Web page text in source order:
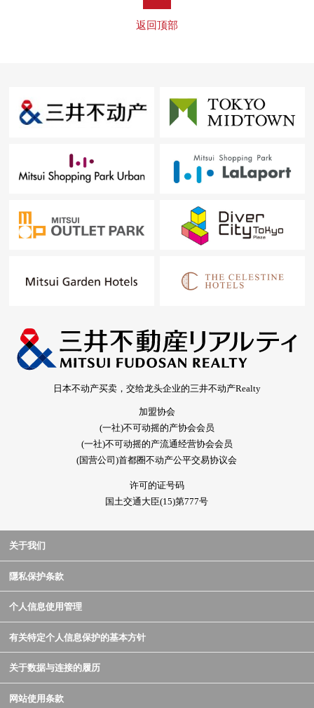
返回顶部
日本不动产买卖，交给龙头企业的三井不动产Realty
加盟协会
(一社)不可动摇的产协会会员
(一社)不可动摇的产流通经营协会会员
(国营公司)首都圈不动产公平交易协议会
许可的证号码
国土交通大臣(15)第777号
关于我们
隱私保护条款
个人信息使用管理
有关特定个人信息保护的基本方针
关于数据与连接的履历
网站使用条款